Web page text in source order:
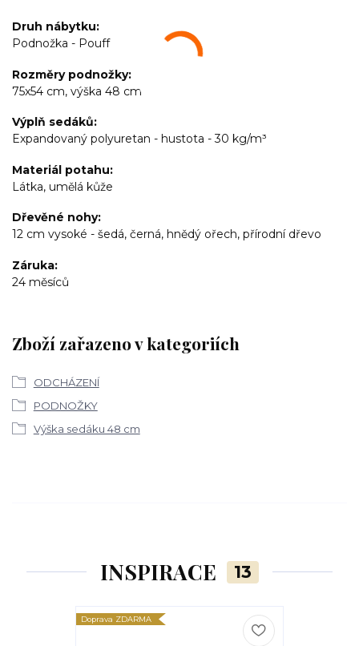
Druh nábytku
Podnožka - Pouff
Rozměry podnožky
75x54 cm, výška 48 cm
Výplň sedáků
Expandovaný polyuretan - hustota - 30 kg/m³
Materiál potahu
Látka, umělá kůže
Dřevěné nohy
12 cm vysoké - šedá, černá, hnědý ořech, přírodní dřevo
Záruka
24 měsíců
Zboží zařazeno v kategoriích
ODCHÁZENÍ
PODNOŽKY
Výška sedáku 48 cm
INSPIRACE 13
Doprava ZDARMA